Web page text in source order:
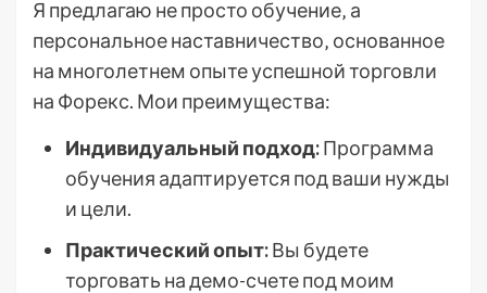
Я предлагаю не просто обучение‚ а
персональное наставничество‚ основанное
на многолетнем опыте успешной торговли
на Форекс. Мои преимущества:
Индивидуальный подход:Программа
обучения адаптируется под ваши нужды
и цели.
Практический опыт:Вы будете
торговать на демо-счете под моим